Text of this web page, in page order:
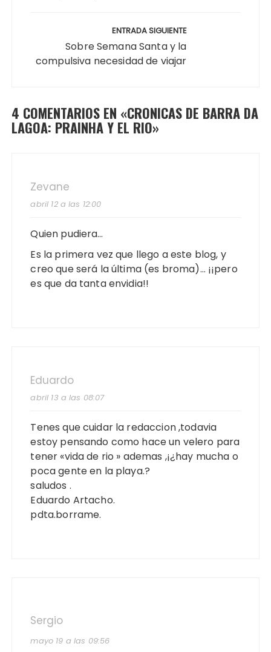
ENTRADA SIGUIENTE
Sobre Semana Santa y la
compulsiva necesidad de viajar
4 COMENTARIOS EN «CRONICAS DE BARRA DA
LAGOA: PRAINHA Y EL RIO»
Zevane
abril 12 a las 12:00
Quien pudiera…
Es la primera vez que llego a este blog, y
creo que será la última (es broma)… ¡¡pero
es que da tanta envidia!!
Eduardo
abril 13 a las 08:07
Tenes que cuidar la redaccion ,todavia
estoy pensando como hace un velero para
tener «vida de rio » ademas ,¡¿hay mucha o
poca gente en la playa.?
saludos .
Eduardo Artacho.
pdta.borrame.
Sergio
mayo 19 a las 09:56